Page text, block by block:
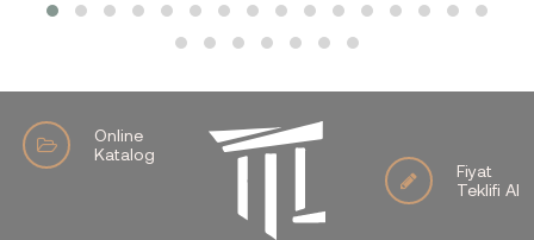
Online
Katalog
Fiyat
Teklifi Al